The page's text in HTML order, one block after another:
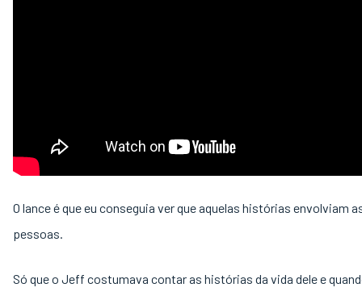
O lance é que eu conseguia ver que aquelas histórias envolviam
pessoas.
Só que o Jeff costumava contar as histórias da vida dele e